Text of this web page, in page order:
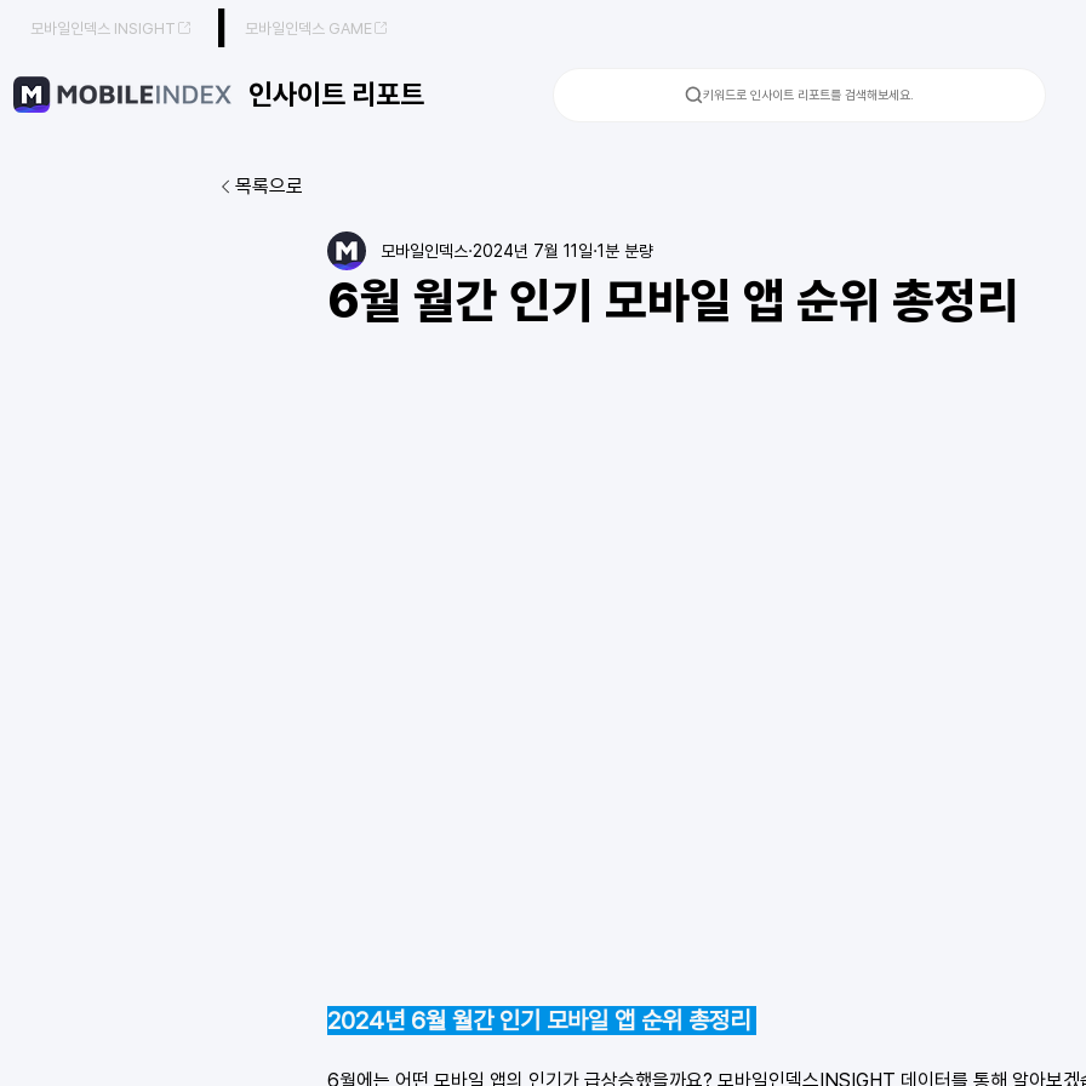
모바일인덱스 INSIGHT 모바일인덱스 GAME
인사이트 리포트 키워드로 인사이트 리포트를 검색해보세요.
목록으로
6월 월간 인기 모바일 앱 순위 총정리
모바일인덱스 2024년 7월 11일 1분 분량
2024년 6월 월간 인기 모바일 앱 순위 총정리
6월에는 어떤 모바일 앱의 인기가 급상승했을까요? 모바일인덱스INSIGHT 데이터를 통해 알아보겠